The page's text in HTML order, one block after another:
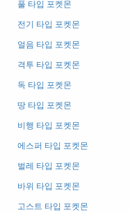
풀 타입 포켓몬
전기 타입 포켓몬
얼음 타입 포켓몬
격투 타입 포켓몬
독 타입 포켓몬
땅 타입 포켓몬
비행 타입 포켓몬
에스퍼 타입 포켓몬
벌레 타입 포켓몬
바위 타입 포켓몬
고스트 타입 포켓몬